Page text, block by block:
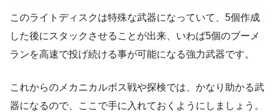
このライトディスクは特殊な武器になっていて、5個作成
した後にスタックさせることが出来、いわば5個のブーメ
ランを高速で投げ続ける事が可能になる強力武器です。
これからのメカニカルボス戦や探検では、かなり助かる武
器になるので、ここで手に入れておくようにしましょう。